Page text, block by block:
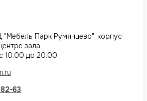
"Мебель Парк Румянцево", корпус
зала
10.00 до 20.00
63